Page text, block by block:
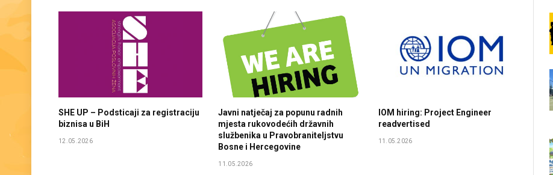
SHE UP – Podsticaji za registraciju
biznisa u BiH
12.05.2026
Javni natječaj za popunu radnih
mjesta rukovodećih državnih
službenika u Pravobraniteljstvu
Bosne i Hercegovine
11.05.2026
IOM hiring: Project Engineer
readvertised
11.05.2026